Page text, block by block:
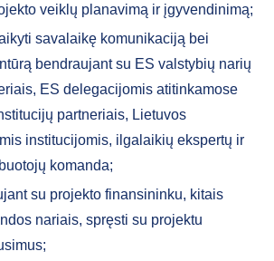
veiklų planavimą ir įgyvendinimą;
savalaikę komunikaciją bei
bendraujant su ES valstybių narių
ES delegacijomis atitinkamose
partneriais, Lietuvos
institucijomis, ilgalaikių ekspertų ir
komanda;
su projekto finansininku, kitais
nariais, spręsti su projektu